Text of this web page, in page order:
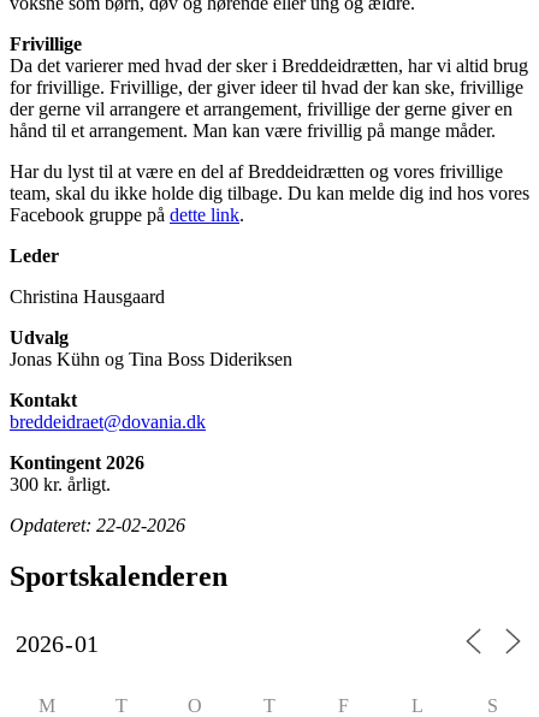
Frivillige
Da det varierer med hvad der sker i Breddeidrætten, har vi altid brug
for frivillige. Frivillige, der giver ideer til hvad der kan ske, frivillige
der gerne vil arrangere et arrangement, frivillige der gerne giver en
hånd til et arrangement. Man kan være frivillig på mange måder.
Har du lyst til at være en del af Breddeidrætten og vores frivillige
team, skal du ikke holde dig tilbage. Du kan melde dig ind hos vores
Facebook gruppe på dette link.
Leder
Christina Hausgaard
Udvalg
Jonas Kühn og Tina Boss Dideriksen
Kontakt
breddeidraet@dovania.dk
Kontingent 2026
300 kr. årligt.
Opdateret: 22-02-2026
Sportskalenderen
M T O T F L S